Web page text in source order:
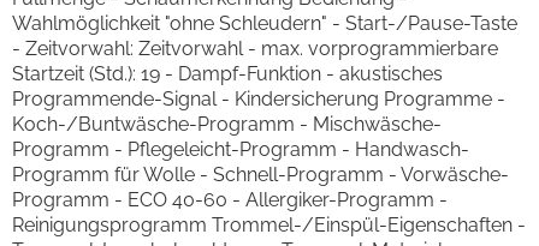
Wahlmöglichkeit "ohne Schleudern" - Start-/Pause-Taste
- Zeitvorwahl: Zeitvorwahl - max. vorprogrammierbare
Startzeit (Std.): 19 - Dampf-Funktion - akustisches
Programmende-Signal - Kindersicherung Programme -
Koch-/Buntwäsche-Programm - Mischwäsche-
Programm - Pflegeleicht-Programm - Handwasch-
Programm für Wolle - Schnell-Programm - Vorwäsche-
Programm - ECO 40-60 - Allergiker-Programm -
Reinigungsprogramm Trommel-/Einspül-Eigenschaften -